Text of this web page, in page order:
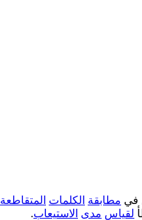
في مطابقة الكلمات المتقاطعة
لقياس مدى الاستيعاب.